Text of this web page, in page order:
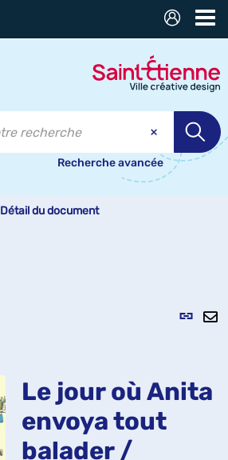
Recherche avancée
Détail du document
Lien
Le jour où Anita
envoya tout
balader /